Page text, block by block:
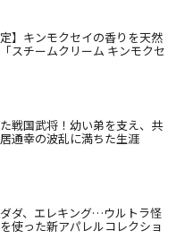
定】キンモクセイの香りを天然
スチームクリーム キンモクセ
戦国武将！幼い弟を支え、共
通幸の波乱に満ちた生涯
ダ、エレキング…ウルトラ怪
使った新アパレルコレクショ